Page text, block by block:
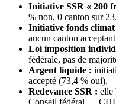
Initiative SSR « 200
% non, 0 canton sur 23.
Initiative fonds climat
aucun canton
Loi imposition
fédérale, pas de
Argent liquide :
accepté (73,4 % oui).
Redevance SSR : elle
Conseil fédéral —